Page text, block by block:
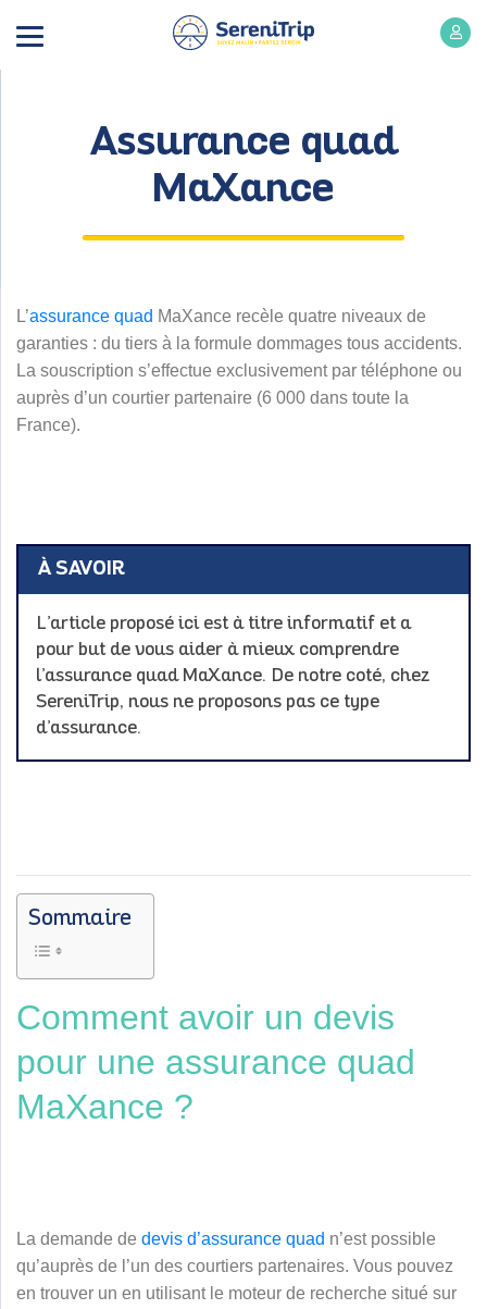
Assurance quad
MaXance
L’assurance quad MaXance recèle quatre niveaux de
garanties : du tiers à la formule dommages tous accidents.
La souscription s’effectue exclusivement par téléphone ou
auprès d’un courtier partenaire (6 000 dans toute la
France).
À SAVOIR
L’article proposé ici est à titre informatif et a
pour but de vous aider à mieux comprendre
l’assurance quad MaXance. De notre coté, chez
SereniTrip, nous ne proposons pas ce type
d’assurance.
Sommaire
Comment avoir un devis
pour une assurance quad
MaXance ?
La demande de devis d’assurance quad n’est possible
qu’auprès de l’un des courtiers partenaires. Vous pouvez
en trouver un en utilisant le moteur de recherche situé sur